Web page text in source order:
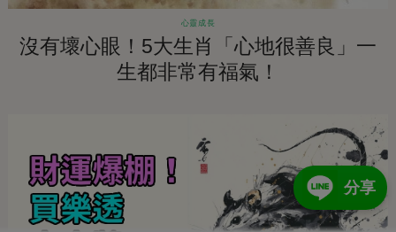
分享
心靈成長
沒有壞心眼！5大生肖「心地很善良」一
生都非常有福氣！